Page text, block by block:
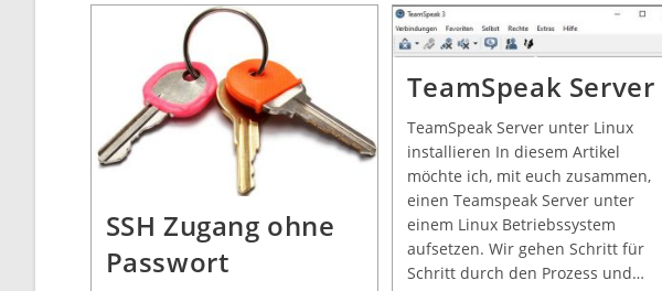
SSH Zugang ohne
Passwort
TeamSpeak Server
TeamSpeak Server unter Linux
installieren In diesem Artikel
möchte ich, mit euch zusammen,
einen Teamspeak Server unter
einem Linux Betriebssystem
aufsetzen. Wir gehen Schritt für
Schritt durch den Prozess und…